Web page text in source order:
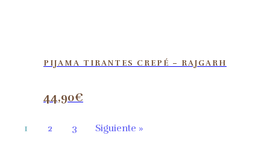
PIJAMA TIRANTES CREPÉ – RAJGARH
44,90€
1 2 3 Siguiente »